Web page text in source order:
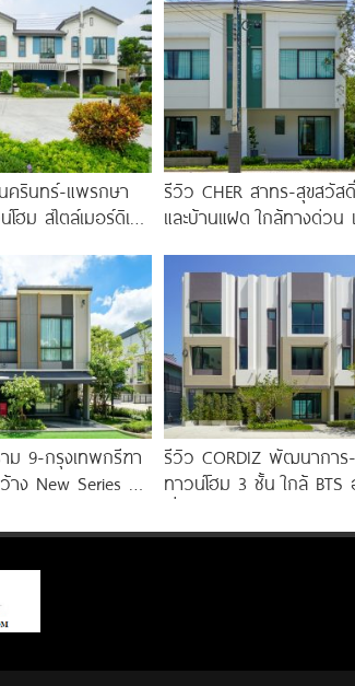
รินทร์-แพรกษา
ฮม สไตล์เมอร์ดิเต
รีวิว CHER สาทร-สุขสวัส
และบ้านแฝด ใกล้ทางด่วน
3.59
ม 9-กรุงเทพกรีฑา
ง New Series สุด
รีวิว CORDIZ พัฒนากา
ทาวน์โฮม 3 ชั้น ใกล้ BTS